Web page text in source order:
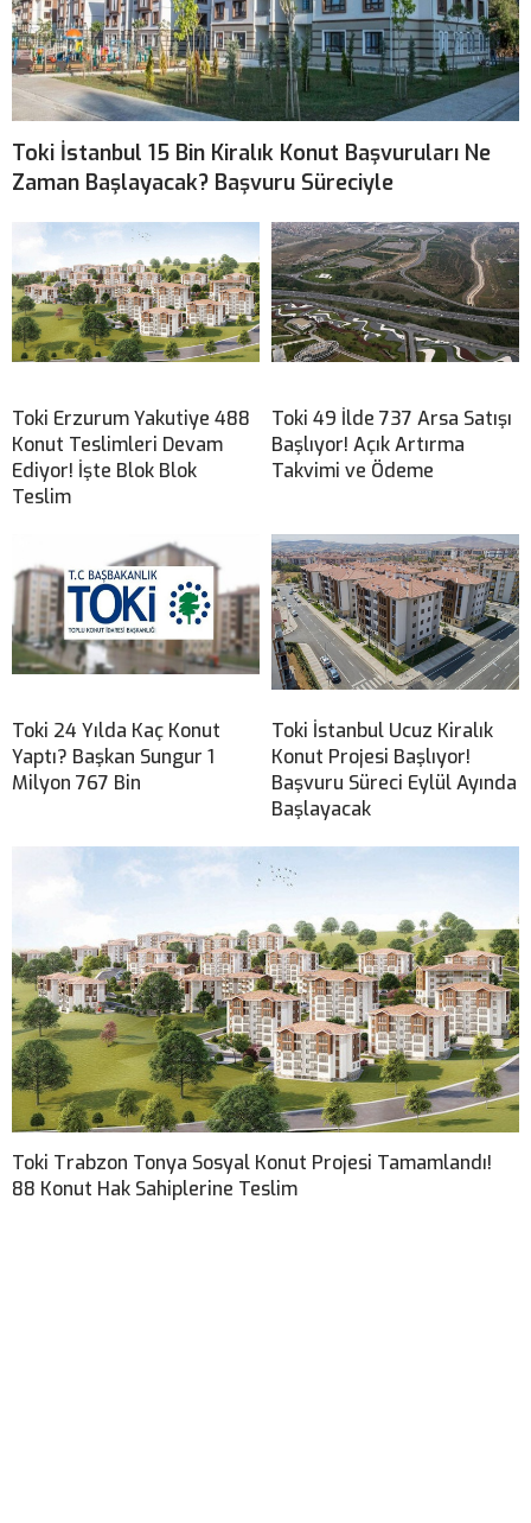
Toki İstanbul 15 Bin Kiralık Konut Başvuruları Ne
Zaman Başlayacak? Başvuru Süreciyle
Toki Erzurum Yakutiye 488
Konut Teslimleri Devam
Ediyor! İşte Blok Blok
Teslim
Toki 49 İlde 737 Arsa Satışı
Başlıyor! Açık Artırma
Takvimi ve Ödeme
Toki 24 Yılda Kaç Konut
Yaptı? Başkan Sungur 1
Milyon 767 Bin
Toki İstanbul Ucuz Kiralık
Konut Projesi Başlıyor!
Başvuru Süreci Eylül Ayında
Başlayacak
Toki Trabzon Tonya Sosyal Konut Projesi Tamamlandı!
88 Konut Hak Sahiplerine Teslim